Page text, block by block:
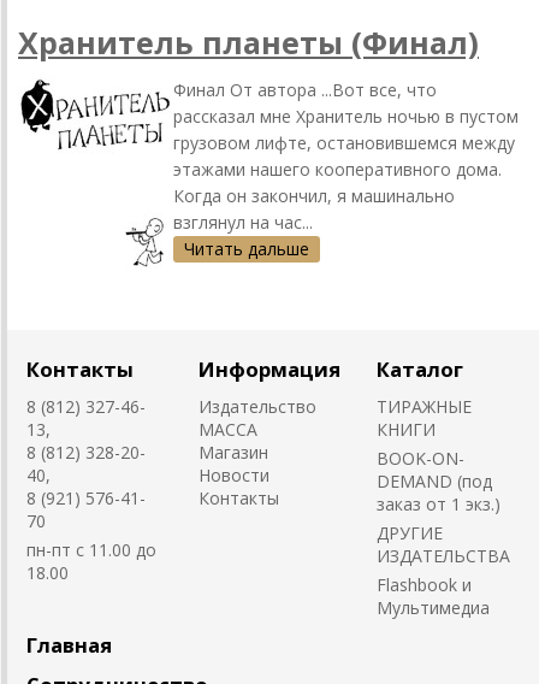
Хранитель планеты (Финал)
Финал От автора ...Вот все, что
рассказал мне Хранитель ночью в пустом
грузовом лифте, остановившемся между
этажами нашего кооперативного дома.
Когда он закончил, я машинально
взглянул на час...
Читать дальше
Контакты
8 (812) 327-46-
13,
8 (812) 328-20-
40,
8 (921) 576-41-
70
пн-пт с 11.00 до
18.00
Информация
Издательство
MACCA
Магазин
Новости
Контакты
Каталог
ТИРАЖНЫЕ
КНИГИ
BOOK-ON-
DEMAND (под
заказ от 1 экз.)
ДРУГИЕ
ИЗДАТЕЛЬСТВА
Flashbook и
Мультимедиа
Главная